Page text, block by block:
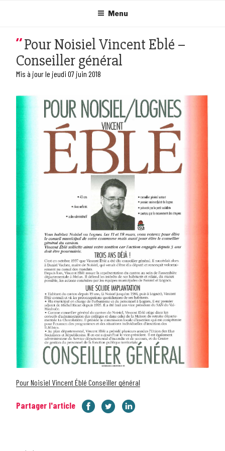
Menu
Pour Noisiel Vincent Eblé –
Conseiller général
Mis à jour le jeudi 07 juin 2018
Pour Noisiel Vincent Éblé Conseiller général
Partager l'article